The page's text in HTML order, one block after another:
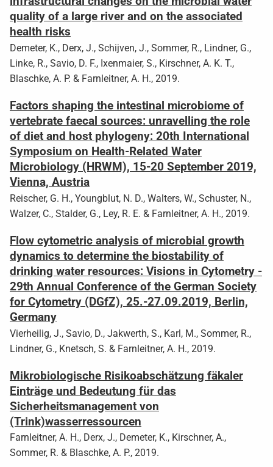
quality of a large river and on the associated
health risks
Demeter, K., Derx, J., Schijven, J., Sommer, R., Lindner, G.,
Linke, R., Savio, D. F., Ixenmaier, S., Kirschner, A. K. T.,
Blaschke, A. P. & Farnleitner, A. H., 2019.
Factors shaping the intestinal microbiome of
vertebrate faecal sources: unravelling the role
of diet and host phylogeny: 20th International
Symposium on Health-Related Water
Microbiology (HRWM), 15-20 September 2019,
Vienna, Austria
Reischer, G. H., Youngblut, N. D., Walters, W., Schuster, N.,
Walzer, C., Stalder, G., Ley, R. E. & Farnleitner, A. H., 2019.
Flow cytometric analysis of microbial growth
dynamics to determine the biostability of
drinking water resources: Visions in Cytometry -
29th Annual Conference of the German Society
for Cytometry (DGfZ), 25.-27.09.2019, Berlin,
Germany
Vierheilig, J., Savio, D., Jakwerth, S., Karl, M., Sommer, R.,
Lindner, G., Knetsch, S. & Farnleitner, A. H., 2019.
Mikrobiologische Risikoabschätzung fäkaler
Einträge und Bedeutung für das
Sicherheitsmanagement von
(Trink)wasserressourcen
Farnleitner, A. H., Derx, J., Demeter, K., Kirschner, A.,
Sommer, R. & Blaschke, A. P., 2019.